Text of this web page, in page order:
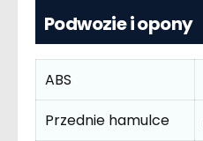
Podwozie i opony
ABS
Przednie hamulce